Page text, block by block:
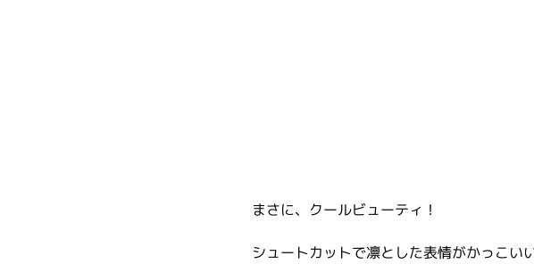
まさに、クールビューティ！
シュートカットで凛とした表情がかっこい